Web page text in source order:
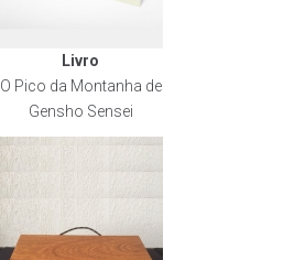
Livro
O Pico da Montanha de
Gensho Sensei